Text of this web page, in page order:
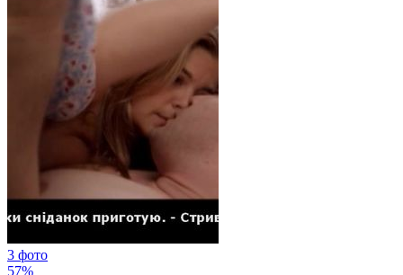
3 фото
57%